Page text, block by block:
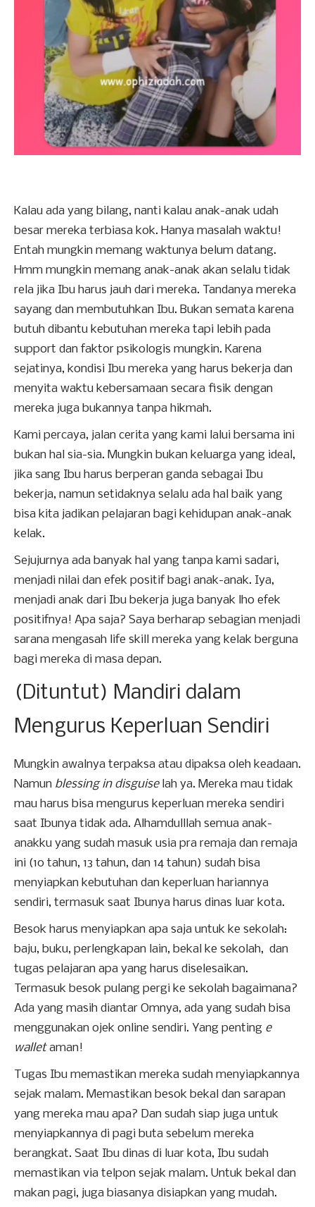
Kalau ada yang bilang, nanti kalau anak-anak udah
besar mereka terbiasa kok. Hanya masalah waktu!
Entah mungkin memang waktunya belum datang.
Hmm mungkin memang anak-anak akan selalu tidak
rela jika Ibu harus jauh dari mereka. Tandanya mereka
sayang dan membutuhkan Ibu. Bukan semata karena
butuh dibantu kebutuhan mereka tapi lebih pada
support dan faktor psikologis mungkin. Karena
sejatinya, kondisi Ibu mereka yang harus bekerja dan
menyita waktu kebersamaan secara fisik dengan
mereka juga bukannya tanpa hikmah.
Kami percaya, jalan cerita yang kami lalui bersama ini
bukan hal sia-sia. Mungkin bukan keluarga yang ideal,
jika sang Ibu harus berperan ganda sebagai Ibu
bekerja, namun setidaknya selalu ada hal baik yang
bisa kita jadikan pelajaran bagi kehidupan anak-anak
kelak.
Sejujurnya ada banyak hal yang tanpa kami sadari,
menjadi nilai dan efek positif bagi anak-anak. Iya,
menjadi anak dari Ibu bekerja juga banyak lho efek
positifnya! Apa saja? Saya berharap sebagian menjadi
sarana mengasah life skill mereka yang kelak berguna
bagi mereka di masa depan.
(Dituntut) Mandiri dalam
Mengurus Keperluan Sendiri
Mungkin awalnya terpaksa atau dipaksa oleh keadaan.
Namun blessing in disguiselah ya. Mereka mau tidak
mau harus bisa mengurus keperluan mereka sendiri
saat Ibunya tidak ada. Alhamdulllah semua anak-
anakku yang sudah masuk usia pra remaja dan remaja
ini (10 tahun, 13 tahun, dan 14 tahun) sudah bisa
menyiapkan kebutuhan dan keperluan hariannya
sendiri, termasuk saat Ibunya harus dinas luar kota.
Besok harus menyiapkan apa saja untuk ke sekolah:
baju, buku, perlengkapan lain, bekal ke sekolah, dan
tugas pelajaran apa yang harus diselesaikan.
Termasuk besok pulang pergi ke sekolah bagaimana?
Ada yang masih diantar Omnya, ada yang sudah bisa
menggunakan ojek online sendiri. Yang penting e
walletaman!
Tugas Ibu memastikan mereka sudah menyiapkannya
sejak malam. Memastikan besok bekal dan sarapan
yang mereka mau apa? Dan sudah siap juga untuk
menyiapkannya di pagi buta sebelum mereka
berangkat. Saat Ibu dinas di luar kota, Ibu sudah
memastikan via telpon sejak malam. Untuk bekal dan
makan pagi, juga biasanya disiapkan yang mudah.